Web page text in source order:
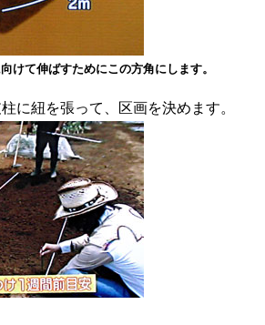
けて伸ばすためにこの方角にします。
に紐を張って、区画を決めます。